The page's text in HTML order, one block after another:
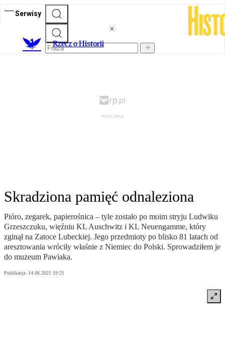
Serwisy
Rzecz o Historii
Skradziona pamięć odnaleziona
Pióro, zegarek, papierośnica – tyle zostało po moim stryju Ludwiku
Grzeszczuku, więźniu KL Auschwitz i KL Neuengamme, który
zginął na Zatoce Lubeckiej. Jego przedmioty po blisko 81 latach od
aresztowania wróciły właśnie z Niemiec do Polski. Sprowadziłem je
do muzeum Pawiaka.
Publikacja: 14.06.2021 19:21